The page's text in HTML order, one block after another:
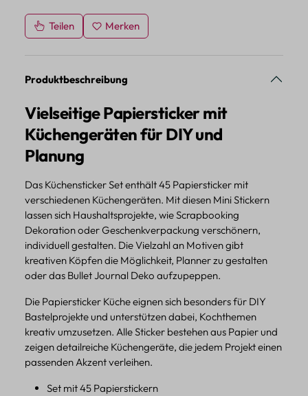
Teilen Merken
Produktbeschreibung
Vielseitige Papiersticker mit
Küchengeräten für DIY und
Planung
Das Küchensticker Set enthält 45 Papiersticker mit
verschiedenen Küchengeräten. Mit diesen Mini Stickern
lassen sich Haushaltsprojekte, wie Scrapbooking
Dekoration oder Geschenkverpackung verschönern,
individuell gestalten. Die Vielzahl an Motiven gibt
kreativen Köpfen die Möglichkeit, Planner zu gestalten
oder das Bullet Journal Deko aufzupeppen.
Die Papiersticker Küche eignen sich besonders für DIY
Bastelprojekte und unterstützen dabei, Kochthemen
kreativ umzusetzen. Alle Sticker bestehen aus Papier und
zeigen detailreiche Küchengeräte, die jedem Projekt einen
passenden Akzent verleihen.
Set mit 45 Papierstickern